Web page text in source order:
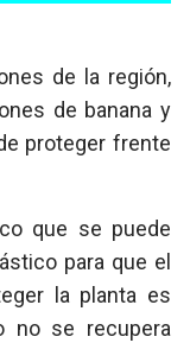
de la región,
de banana y
proteger frente
que se puede
para que el
la planta es
no se recupera